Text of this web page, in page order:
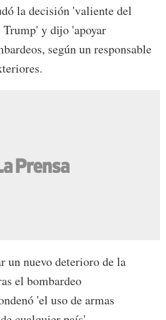
la decisión 'valiente del
y dijo 'apoyar
según un responsable
un nuevo deterioro de la
el bombardeo
'el uso de armas